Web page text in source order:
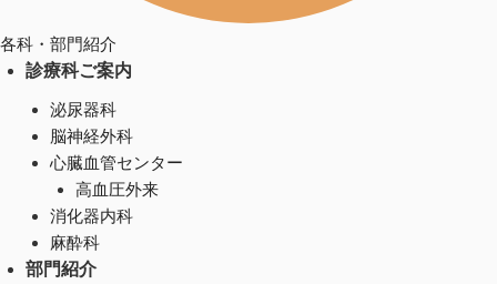
各科・部門紹介
診療科ご案内
泌尿器科
脳神経外科
心臓血管センター
高血圧外来
消化器内科
麻酔科
部門紹介